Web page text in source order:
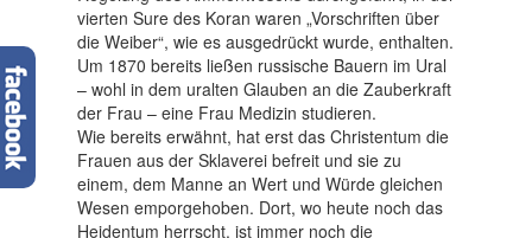
vierten Sure des Koran waren „Vorschriften über
die Weiber“, wie es ausgedrückt wurde, enthalten.
Um 1870 bereits ließen russische Bauern im Ural
– wohl in dem uralten Glauben an die Zauberkraft
der Frau – eine Frau Medizin studieren.
Wie bereits erwähnt, hat erst das Christentum die
Frauen aus der Sklaverei befreit und sie zu
einem, dem Manne an Wert und Würde gleichen
Wesen emporgehoben. Dort, wo heute noch das
Heidentum herrscht, ist immer noch die